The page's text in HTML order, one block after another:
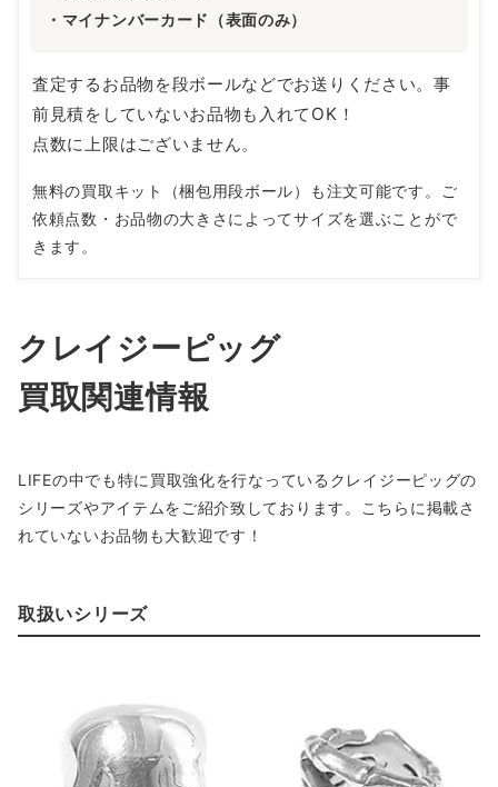
・マイナンバーカード（表面のみ）
査定するお品物を段ボールなどでお送りください。事
前見積をしていないお品物も入れてOK！
点数に上限はございません。
無料の買取キット（梱包用段ボール）も注文可能です。ご
依頼点数・お品物の大きさによってサイズを選ぶことがで
きます。
クレイジーピッグ
買取関連情報
LIFEの中でも特に買取強化を行なっているクレイジーピッグの
シリーズやアイテムをご紹介致しております。こちらに掲載さ
れていないお品物も大歓迎です！
取扱いシリーズ